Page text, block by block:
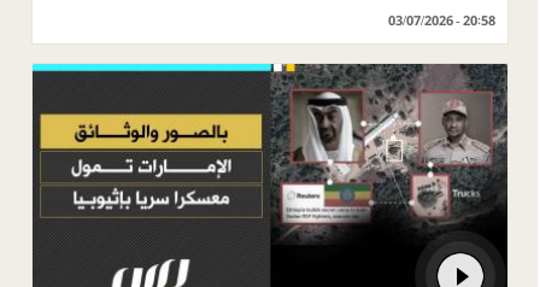
03/07/2026 - 20:58